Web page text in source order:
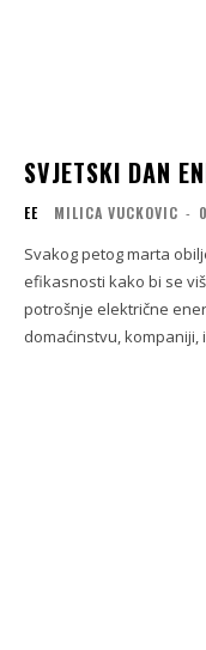
SVJETSKI DAN
EE MILICA VUCKOVIC -
Svakog petog marta
efikasnosti kako bi se
potrošnje električne
domaćinstvu, kompaniji,